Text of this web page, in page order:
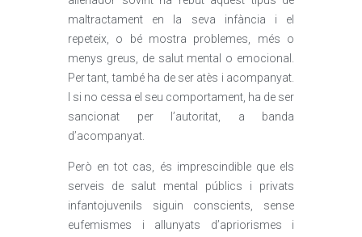
maltractament en la seva infància i el
repeteix, o bé mostra problemes, més o
menys greus, de salut mental o emocional.
Per tant, també ha de ser atès i acompanyat.
I si no cessa el seu comportament, ha de ser
sancionat per l’autoritat, a banda
d’acompanyat.
Però en tot cas, és imprescindible que els
serveis de salut mental públics i privats
infantojuvenils siguin conscients, sense
eufemismes i allunyats d’apriorismes i